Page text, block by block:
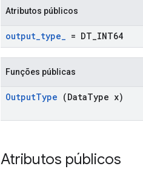
Atributos públicos
output_type_ = DT INT64
Funções públicas
OutputType (DataType x)
Atributos públicos